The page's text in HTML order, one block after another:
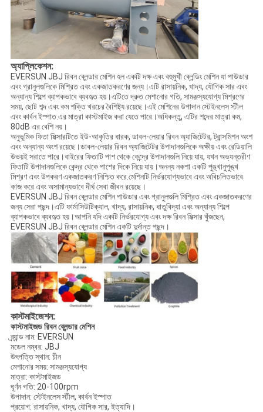
অ্যাপ্লিকেশন:
EVERSUN JBJ রিবন ব্লেন্ডার মেশিন হল একটি দক্ষ এবং বহুমুখী ব্লেন্ডিং মেশিন যা পাউডার
এবং গ্রানুলগুলিকে মিশ্রিত এবং একজাতকরণের জন্য।এটি রাসায়নিক, খাদ্য, যৌগিক সার এবং
অন্যান্য শিল্পে ব্যাপকভাবে ব্যবহৃত হয়।এটিতে দ্রুত মেশানোর গতি, সামঞ্জস্যযোগ্য মিশ্রণের
সময়, ছোট শব্দ এবং কম শক্তি খরচের বৈশিষ্ট্য রয়েছে।এই মেশিনের উপাদান স্টেইনলেস স্টীল
এবং কার্বন ইস্পাত.এর মাত্রা কাস্টমাইজ করা যেতে পারে।অধিকন্তু, এটির শব্দের মাত্রা কম,
80dB এর বেশি নয়।
অনুভূমিক ফিতা মিক্সারটিতে ইউ-আকৃতির ধারক, ডাবল-লেয়ার রিবন অ্যাজিটেটর, ট্রান্সমিশন অংশ
এবং অন্যান্য অংশ রয়েছে।ডাবল-লেয়ার রিবন অ্যাজিটেটর উপাদানগুলিকে অক্ষীয় এবং রেডিয়ালি
উভয়ই সরাতে পারে।বাইরের ফিতাটি পাশ থেকে কেন্দ্রে উপাদানগুলি নিয়ে যায়, যখন অভ্যন্তরীণ
ফিতাটি উপাদানগুলিকে কেন্দ্র থেকে পাশের দিকে নিয়ে যায়।অনন্য নকশা একটি পুঙ্খানুপুঙ্খ
মিশ্রণ এবং উপকরণ একজাতকরণ নিশ্চিত করে.মেশিনটি নির্ভরযোগ্যভাবে এবং অবিচলিতভাবে
কাজ করে এবং অসামান্যভাবে দীর্ঘ সেবা জীবন রয়েছে।
EVERSUN JBJ রিবন ব্লেন্ডার মেশিন পাউডার এবং গ্রানুলগুলি মিশ্রিত এবং একজাতকরণের
জন্য সেরা পছন্দ।এটি ফার্মাসিউটিক্যাল, খাদ্য, রাসায়নিক, ধাতুবিদ্যা এবং অন্যান্য শিল্পে
ব্যাপকভাবে ব্যবহৃত হয়।আপনি যদি একটি নির্ভরযোগ্য এবং দক্ষ রিবন মিক্সার খুঁজছেন,
EVERSUN JBJ রিবন ব্লেন্ডার মেশিন একটি দুর্দান্ত পছন্দ।
কাস্টমাইজেশন:
কাস্টমাইজড রিবন ব্লেন্ডার মেশিন
ব্র্যান্ড নাম: EVERSUN
মডেল নম্বর: JBJ
উৎপত্তি স্থান: চীন
মেশানোর সময়: সামঞ্জস্যযোগ্য
মাত্রা: কাস্টমাইজড
ঘূর্ণন গতি: 20-100rpm
উপাদান: স্টেইনলেস স্টীল, কার্বন ইস্পাত
প্রয়োগ: রাসায়নিক, খাদ্য, যৌগিক সার, ইত্যাদি।